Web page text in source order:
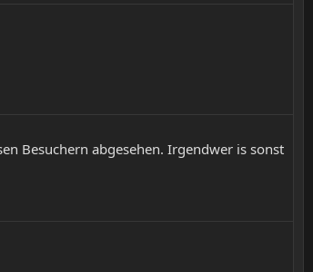
Besuchern abgesehen. Irgendwer is sonst